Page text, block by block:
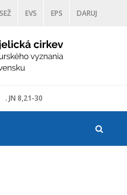
SEŽ EVS EPS DARUJ
. JN 8,21-30